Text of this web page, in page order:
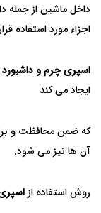
داخل ماشین از جمله
اجزاء مورد استفاده
اسپری چرم و
ایجاد می کند
که ضمن محافظت و
آن ها نیز می شود.
روش استفاده از